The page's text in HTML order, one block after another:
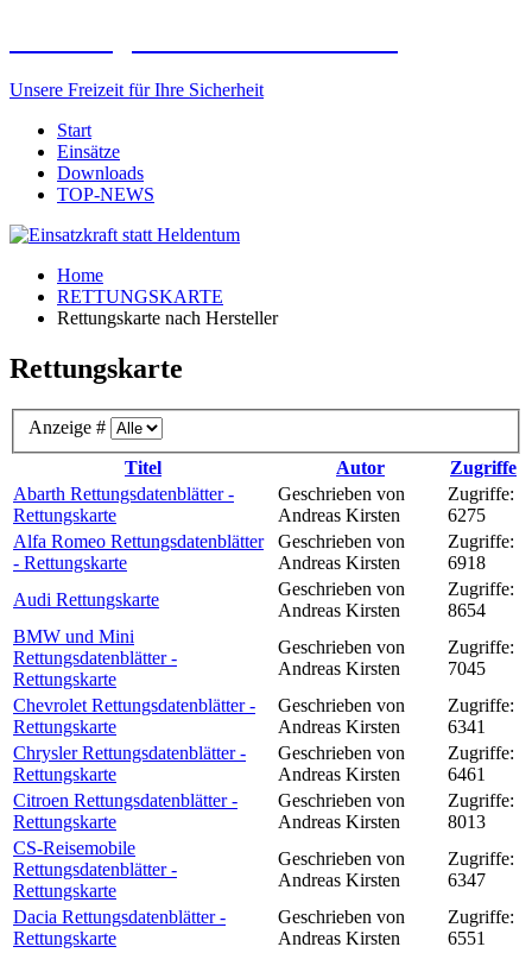
Unsere Freizeit für Ihre Sicherheit
Start
Einsätze
Downloads
TOP-NEWS
Home
RETTUNGSKARTE
Rettungskarte nach Hersteller
Rettungskarte
Anzeige #
Titel
Autor
Zugriffe
Abarth Rettungsdatenblätter -
Rettungskarte
Geschrieben von
Andreas Kirsten
Zugriffe:
6275
Alfa Romeo Rettungsdatenblätter
- Rettungskarte
Geschrieben von
Andreas Kirsten
Zugriffe:
6918
Audi Rettungskarte
Geschrieben von
Andreas Kirsten
Zugriffe:
8654
BMW und Mini
Rettungsdatenblätter -
Rettungskarte
Geschrieben von
Andreas Kirsten
Zugriffe:
7045
Chevrolet Rettungsdatenblätter -
Rettungskarte
Geschrieben von
Andreas Kirsten
Zugriffe:
6341
Chrysler Rettungsdatenblätter -
Rettungskarte
Geschrieben von
Andreas Kirsten
Zugriffe:
6461
Citroen Rettungsdatenblätter -
Rettungskarte
Geschrieben von
Andreas Kirsten
Zugriffe:
8013
CS-Reisemobile
Rettungsdatenblätter -
Rettungskarte
Geschrieben von
Andreas Kirsten
Zugriffe:
6347
Dacia Rettungsdatenblätter -
Rettungskarte
Geschrieben von
Andreas Kirsten
Zugriffe:
6551